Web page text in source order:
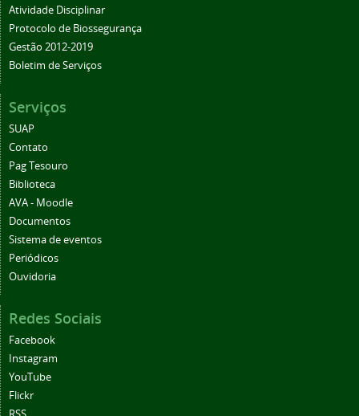
Atividade Disciplinar
Protocolo de Biossegurança
Gestão 2012-2019
Boletim de Serviços
Serviços
SUAP
Contato
Pag Tesouro
Biblioteca
AVA - Moodle
Documentos
Sistema de eventos
Periódicos
Ouvidoria
Redes Sociais
Facebook
Instagram
YouTube
Flickr